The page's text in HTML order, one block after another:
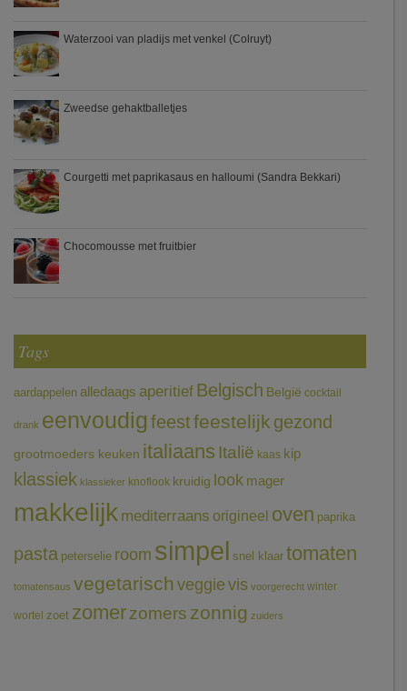
Waterzooi van pladijs met venkel (Colruyt)
Zweedse gehaktballetjes
Courgetti met paprikasaus en halloumi (Sandra Bekkari)
Chocomousse met fruitbier
Tags
aardappelen alledaags aperitief Belgisch België cocktail
drank eenvoudigfeestfeestelijk gezond
grootmoeders keuken italiaans Italië kaas kip
klassiek klassieker knoflook kruidig look mager
makkelijk mediterraans origineel oven paprika
pasta peterselie room simpel snel klaar tomaten
tomatensaus vegetarischveggie vis voorgerecht winter
wortel zoet zomerzomers zonnig zuiders